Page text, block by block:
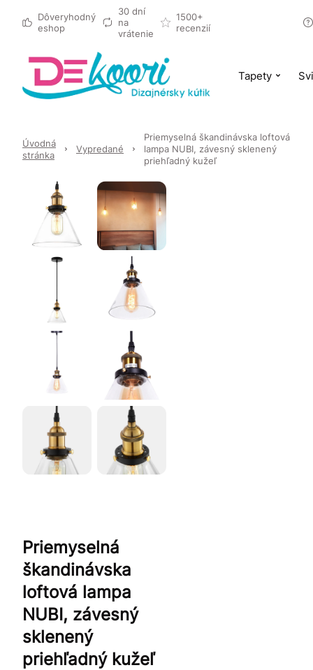
Dôveryhodný
eshop
30 dní
na
vrátenie
1500+
recenzií
Tapety
Úvodná
stránka
Vypredané
Priemyselná škandinávska loftová
lampa NUBI, závesný sklenený
priehľadný kužeľ
Priemyselná
škandinávska
loftová lampa
NUBI, závesný
sklenený
priehľadný kužeľ